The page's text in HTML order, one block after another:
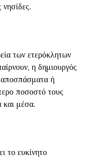
των ετερόκλητων
η δημιουργός
αποσπάσματα ή
ποσοστό τους
και μέσα.
το ευκίνητο